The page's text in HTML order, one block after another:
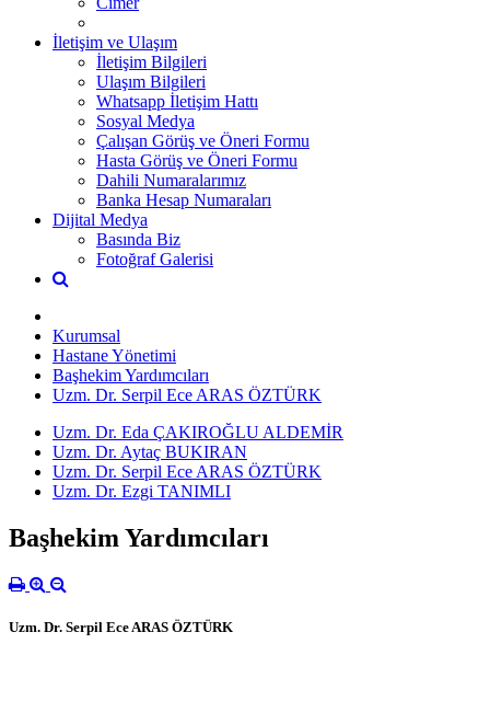
İletişim ve Ulaşım
İletişim Bilgileri
Ulaşım Bilgileri
Whatsapp İletişim Hattı
Sosyal Medya
Çalışan Görüş ve Öneri Formu
Hasta Görüş ve Öneri Formu
Dahili Numaralarımız
Banka Hesap Numaraları
Dijital Medya
Basında Biz
Fotoğraf Galerisi
Kurumsal
Hastane Yönetimi
Başhekim Yardımcıları
Uzm. Dr. Serpil Ece ARAS ÖZTÜRK
Uzm. Dr. Eda ÇAKIROĞLU ALDEMİR
Uzm. Dr. Aytaç BUKIRAN
Uzm. Dr. Serpil Ece ARAS ÖZTÜRK
Uzm. Dr. Ezgi TANIMLI
Başhekim Yardımcıları
Uzm. Dr. Serpil Ece ARAS ÖZTÜRK